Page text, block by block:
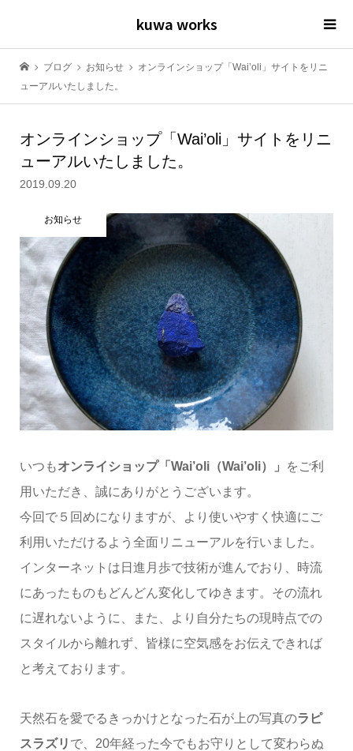
kuwa works
ブログ お知らせ
オンラインショップ「Wai’oli」サイトをリニ
ューアルいたしました。
オンラインショップ「Wai’oli」サイトをリニ
ューアルいたしました。
2019.09.20
お知らせ
いつもオンライショップ「Wai’oli（Wai’oli）」
をご利
用いただき、誠にありがとうございます。
今回で５回めになりますが、より使いやすく快適にご
利用いただけるよう全面リニューアルを行いました。
インターネットは日進月歩で技術が進んでおり、時流
にあったものもどんどん変化してゆきます。その流れ
に遅れないように、また、より自分たちの現時点での
スタイルから離れず、皆様に空気感をお伝えできれば
と考えております。
天然石を愛でるきっかけとなった石が上の写真のラピ
スラズリ で、20年経った今でもお守りとして変わらぬ